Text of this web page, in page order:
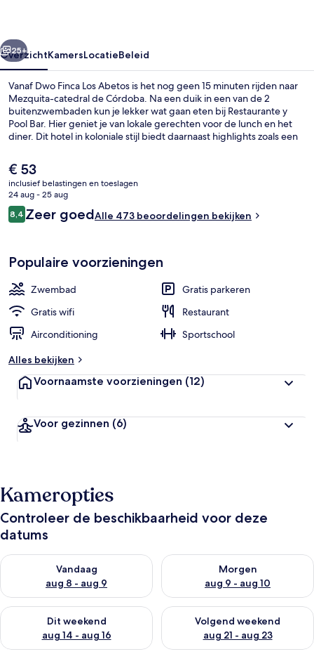
Volgende
25+
OverzichtKamersLocatieBeleid
Vanaf Dwo Finca Los Abetos is het nog geen 15 minuten rijden naar
Mezquita-catedral de Córdoba. Na een duik in een van de 2
buitenzwembaden kun je lekker wat gaan eten bij Restaurante y
Pool Bar. Hier geniet je van lokale gerechten voor de lunch en het
diner. Dit hotel in koloniale stijl biedt daarnaast highlights zoals een
kinderzwembad.
De
huidige
prijs
is
€ 53
€ 53
inclusief belastingen en toeslagen
24 aug - 25 aug
Beoordelingen
8,48,4 op 10 –
Zeer goedAlle 473 beoordelingen bekijken
Populaire voorzieningen
Zwembad
Gratis parkeren
Gratis wifi
Restaurant
Airconditioning
Sportschool
Alles bekijken
Voornaamste voorzieningen (12)
Voor gezinnen (6)
Kameropties
Controleer de beschikbaarheid voor deze
datums
Vandaag
aug 8 - aug 9
De beschikbaarheid controleren voor vanavond aug 8 - aug 9
Morgen
aug 9 - aug 10
De beschikbaarheid
Dit weekend
aug 14 - aug 16
De beschikbaarheid controleren voor dit weekend aug 14 -
Volgend weekend
aug 21 - aug 23
De beschikbaarheid